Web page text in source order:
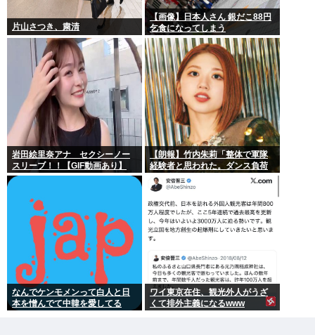
片山さつき、粛清
【画像】日本人さん 銀だこ88円
乞食になってしまう
岩田絵里奈アナ セクシーノー
スリーブ！！【GIF動画あり】
【朗報】竹内朱莉「整体で軍隊
経験者と思われた。ダンス負荷
で、私の骨と筋肉はもうグチャ
グチャになってい
なんでケンモメンって白人と日
本を憎んでて中韓を愛してる
ワイ東京在住、観光外人がうざ
くて排外主義になるwww